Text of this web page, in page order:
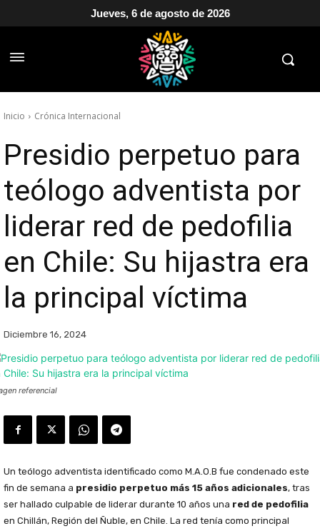
Jueves, 6 de agosto de 2026
Inicio Crónica Internacional
Presidio perpetuo para
teólogo adventista por
liderar red de pedofilia
en Chile: Su hijastra era
la principal víctima
Diciembre 16, 2024
referencial
Un teólogo adventista identificado como M.A.O.B fue condenado este
fin de semana a presidio perpetuo más 15 años adicionales, tras
ser hallado culpable de liderar durante 10 años una red de pedofilia
en Chillán, Región del Ñuble, en Chile. La red tenía como principal